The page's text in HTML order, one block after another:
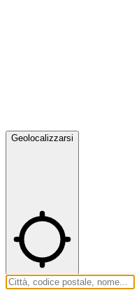
Geolocalizzarsi